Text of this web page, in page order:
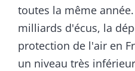
toutes la même
milliards d'écus, la
protection de l'air en
un niveau très